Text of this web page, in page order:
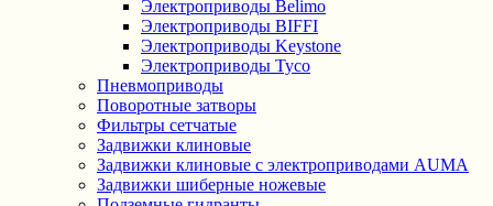
Электроприводы Belimo
Электроприводы BIFFI
Электроприводы Keystone
Электроприводы Tyco
Пневмоприводы
Поворотные затворы
Фильтры сетчатые
Задвижки клиновые
Задвижки клиновые с электроприводами AUMA
Задвижки шиберные ножевые